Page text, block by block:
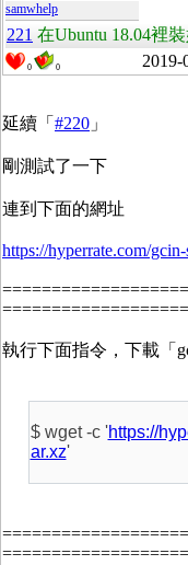
samwhelp
221 在Ubuntu 18.04裡
0 0 2019-
延續「 #220 」
剛測試了一下
連到下面的網址
https://hyperrate.com/
執行下面指令，下載「
$ wget -c 'https://
ar.xz'